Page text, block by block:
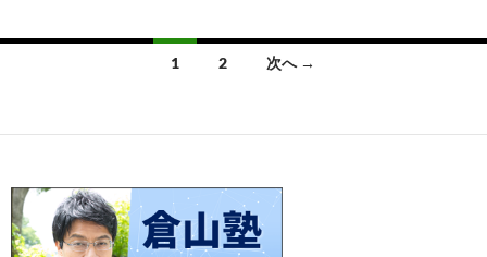
b es
y
n
ナ
ゲ
1 2 次へ →